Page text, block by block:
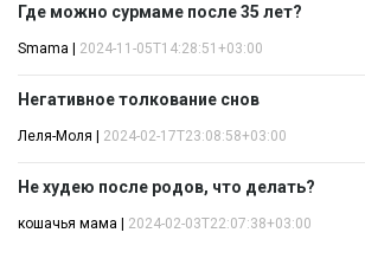
Где можно сурмаме после 35 лет?
Smama 2024-11-05T14:28:51+03:00
Негативное толкование снов
Леля-Моля 2024-02-17T23:08:58+03:00
Не худею после родов, что делать?
кошачья мама 2024-02-03T22:07:38+03:00